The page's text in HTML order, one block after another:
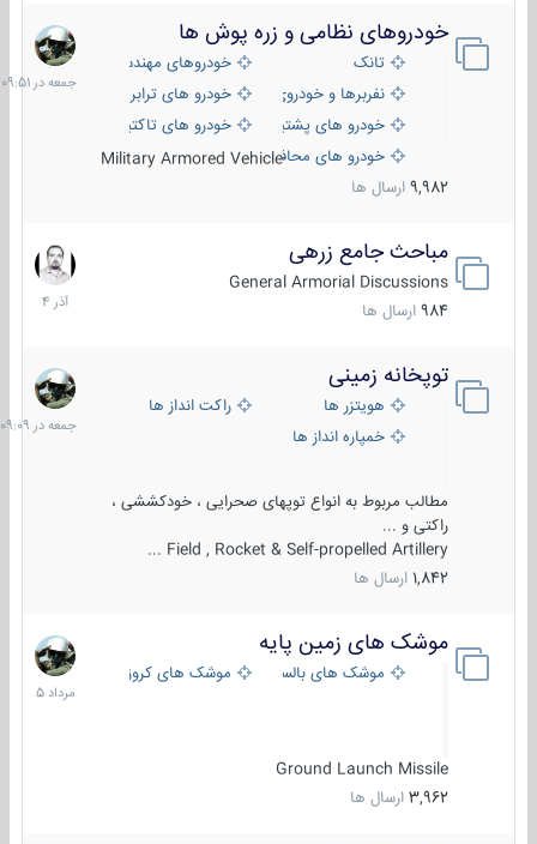
خودروهای نظامی و زره پوش ها
تانک
خودروهای مهندسی
نفربرها و خودروی های رزمی پیاده نظام
خودرو های ترابری نظامی
خودرو های پشتیبانی آتش ، شناسایی و ضد تانک
خودرو های تاکتیکی نظامی
خودرو های محافظت شدهMilitary Armored Vehicle
9,982 ارسال ها
جمعه
در
09:51
مباحث جامع زرهی
General Armorial Discussions
984 ارسال ها
7
آذر
1404
توپخانه زمینی
هویتزر ها
راکت انداز ها
خمپاره انداز ها
مطالب مربوط به انواع توپهای صحرایی ، خودکششی ،
راکتی و ...
Field , Rocket & Self-propelled Artillery ...
1,842 ارسال ها
جمعه
در
09:09
موشک های زمین پایه
موشک های بالستیک موشک های کروز
Ground Launch Missile
3,962 ارسال ها
2
مرداد
1405